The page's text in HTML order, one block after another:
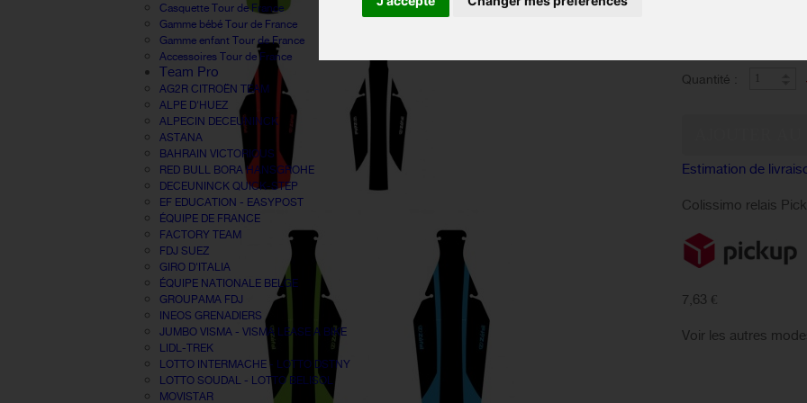
Casquette Tour de France
Gamme bébé Tour de France
Gamme enfant Tour de France
Accessoires Tour de France
Team Pro
AG2R CITROËN TEAM
ALPE D'HUEZ
ALPECIN DECEUNINCK
ASTANA
BAHRAIN VICTORIOUS
RED BULL BORA HANSGROHE
DECEUNINCK QUICK-STEP
EF EDUCATION - EASYPOST
ÉQUIPE DE FRANCE
FACTORY TEAM
FDJ SUEZ
GIRO D'ITALIA
ÉQUIPE NATIONALE BELGE
GROUPAMA FDJ
INEOS GRENADIERS
JUMBO VISMA - VISMA LEASE A BIKE
LIDL-TREK
LOTTO INTERMACHE - LOTTO DSTNY
LOTTO SOUDAL - LOTTO BELISOL
MOVISTAR
Quantité :
Estimation de
Colissimo relais
7,63 €
Voir les autres